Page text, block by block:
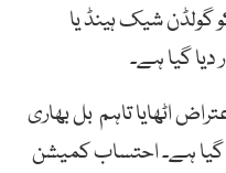
شیک ہینڈ یا
گیا ہے۔
اٹھایا تاہم بل بھاری
گیا ہے۔ احتساب کمیشن